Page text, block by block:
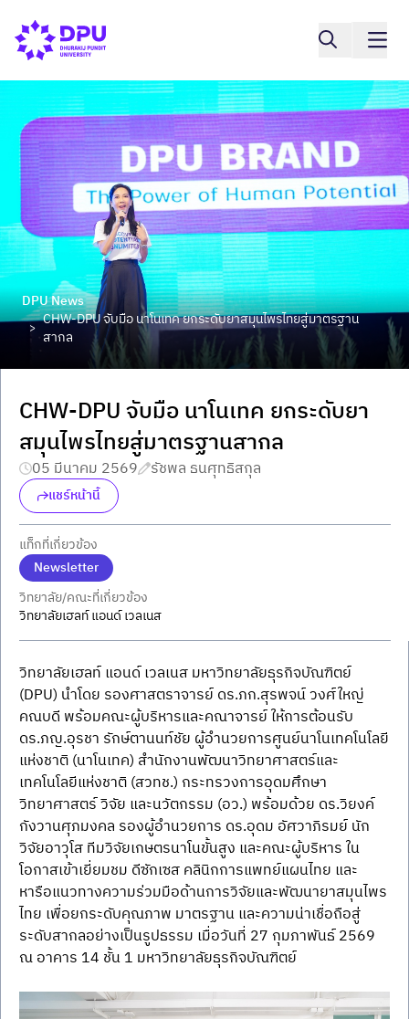
DPU News
> CHW-DPU จับมือ นาโนเทค ยกระดับยาสมุนไพรไทยสู่มาตรฐาน
สากล
CHW-DPU จับมือ นาโนเทค ยกระดับยา
สมุนไพรไทยสู่มาตรฐานสากล
05 มีนาคม 2569 รัชพล ธนศุทธิสกุล
แชร์หน้านี้
แท็กที่เกี่ยวข้อง
Newsletter
วิทยาลัย/คณะที่เกี่ยวข้อง
วิทยาลัยเฮลท์ แอนด์ เวลเนส
วิทยาลัยเฮลท์ แอนด์ เวลเนส มหาวิทยาลัยธุรกิจบัณฑิตย์
(DPU) นำโดย รองศาสตราจารย์ ดร.ภก.สุรพจน์ วงศ์ใหญ่
คณบดี พร้อมคณะผู้บริหารและคณาจารย์ ให้การต้อนรับ
ดร.ภญ.อุรชา รักษ์ตานนท์ชัย ผู้อำนวยการศูนย์นาโนเทคโนโลยี
แห่งชาติ (นาโนเทค) สำนักงานพัฒนาวิทยาศาสตร์และ
เทคโนโลยีแห่งชาติ (สวทช.) กระทรวงการอุดมศึกษา
วิทยาศาสตร์ วิจัย และนวัตกรรม (อว.) พร้อมด้วย ดร.วิยงค์
กังวานศุภมงคล รองผู้อำนวยการ ดร.อุดม อัศวาภิรมย์ นัก
วิจัยอาวุโส ทีมวิจัยเกษตรนาโนขั้นสูง และคณะผู้บริหาร ใน
โอกาสเข้าเยี่ยมชม ดีซักเซส คลินิกการแพทย์แผนไทย และ
หารือแนวทางความร่วมมือด้านการวิจัยและพัฒนายาสมุนไพร
ไทย เพื่อยกระดับคุณภาพ มาตรฐาน และความน่าเชื่อถือสู่
ระดับสากลอย่างเป็นรูปธรรม เมื่อวันที่ 27 กุมภาพันธ์ 2569
ณ อาคาร 14 ชั้น 1 มหาวิทยาลัยธุรกิจบัณฑิตย์